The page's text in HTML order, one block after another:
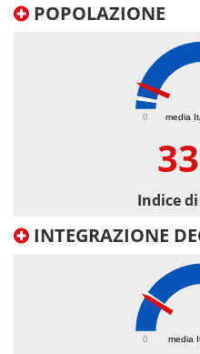
POPOLAZIONE
media
0
Indice
INTEGRAZIONE
media
0